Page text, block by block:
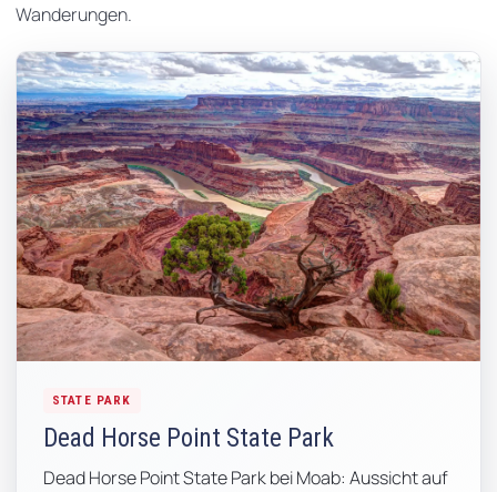
Wanderungen.
STATE PARK
Dead Horse Point State Park
Dead Horse Point State Park bei Moab: Aussicht auf